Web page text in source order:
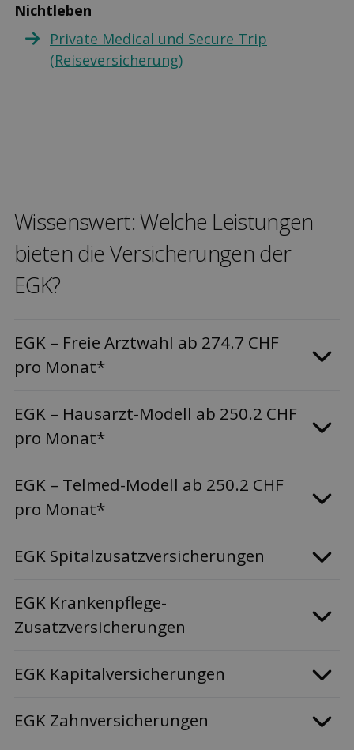
Nichtleben
Private Medical und Secure Trip
(Reiseversicherung)
Wissenswert: Welche Leis­tungen
bieten die Versicher­ungen der
EGK?
EGK – Freie Arztwahl ab 274.7 CHF
pro Monat*
EGK – Hausarzt-Modell ab 250.2 CHF
pro Monat*
EGK – Telmed-Modell ab 250.2 CHF
pro Monat*
EGK Spitalzusatzversicherungen
EGK Krankenpflege-
Zusatzversicherungen
EGK Kapitalversicherungen
EGK Zahnversicherungen